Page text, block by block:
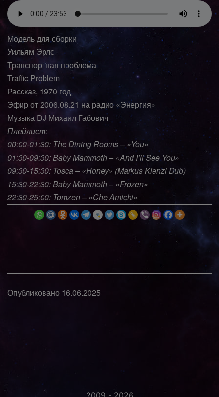
Модель для сборки
Уильям Эрлс
Транспортная проблема
Traffic Problem
Рассказ, 1970 год
Эфир от 2006.08.21 на радио «Энергия»
Музыка DJ Михаил Габович
Плейлист:
00:00-01:30: The Dining Rooms – «You»
01:30-09:30: Baby Mammoth – «And I’ll See You»
09:30-15:30: Tosca – «Honey» (Markus Kienzl Dub)
15:30-22:30: Baby Mammoth – «Frozen»
22:30-25:00: Tomzen – «Che Amichi»
Опубликовано 16.06.2025